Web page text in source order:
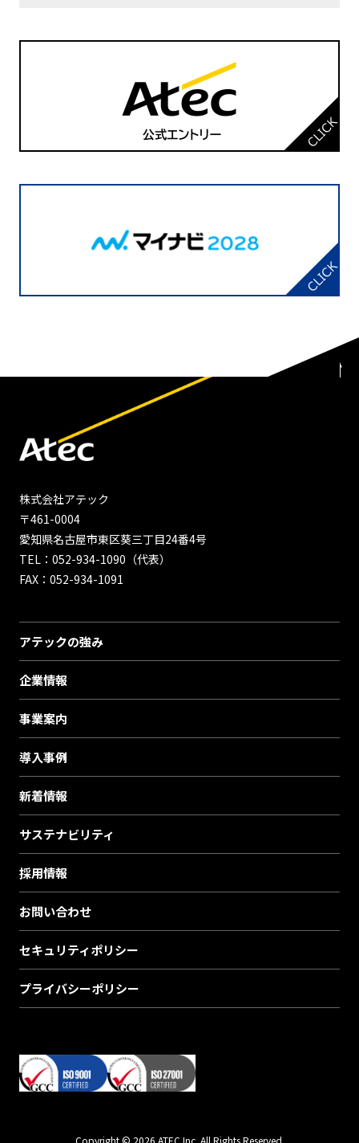
株式会社アテック
〒461-0004
愛知県名古屋市東区葵三丁目24番4号
TEL：052-934-1090（代表）
FAX：052-934-1091
アテックの強み
企業情報
事業案内
導入事例
新着情報
サステナビリティ
採用情報
お問い合わせ
セキュリティポリシー
プライバシーポリシー
Copyright © 2026 ATEC Inc. All Rights Reserved.